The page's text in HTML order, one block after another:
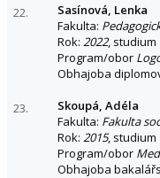
22.
Sasínová, Lenka
Fakulta:
Rok: 2022, studium
Program/obor
Obhajoba
23.
Skoupá, Adéla
Fakulta: Fakulta
Rok: 2015, studium
Program/obor
Obhajoba